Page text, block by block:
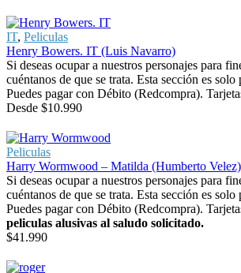
IT, Peliculas
Henry Bowers. IT (Luis Navarro)
Si deseas ocupar a nuestros personajes para
cuéntanos de que se trata. Esta sección es
Puedes pagar con Débito (Redcompra).
Desde $10.990
Peliculas
Harry Wormwood – Matilda (Humberto Velez)
Si deseas ocupar a nuestros personajes para
cuéntanos de que se trata. Esta sección es
Puedes pagar con Débito (Redcompra).
peliculas alusivas al saludo solicitado.
$41.990